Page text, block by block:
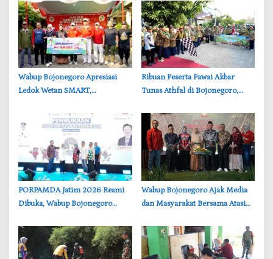
‎Wabup Bojonegoro Apresiasi
Ledok Wetan SMART,
Bersinergi
‎Ribuan Peserta Pawai Akbar
Tunas Athfal di Bojonegoro,
Anak
‎PORPAMDA Jatim 2026 Resmi
Dibuka, Wabup Bojonegoro
Bersih
Wabup Bojonegoro Ajak Media
dan Masyarakat Bersama Atasi